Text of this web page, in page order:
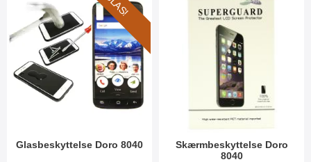
Glasbeskyttelse Doro 8040
Skærmbeskyttelse Doro
8040